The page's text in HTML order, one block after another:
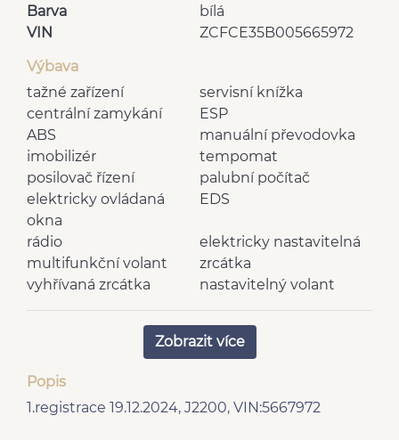
Barva
bílá
VIN
ZCFCE35B005665972
Výbava
servisní knížka
tažné zařízení
ESP
centrální zamykání
manuální převodovka
ABS
tempomat
imobilizér
palubní počítač
posilovač řízení
EDS
elektricky ovládaná
okna
elektricky nastavitelná
zrcátka
rádio
multifunkční volant
nastavitelný volant
vyhřívaná zrcátka
airbag řidiče
6 rychlostních stupňů
bluetooth
uzávěrka diferenciálu
Hands free
Zadní pohon
USB
plní 'EURO VI'
Zobrazit více
Popis
1.registrace 19.12.2024, J2200, VIN:5667972